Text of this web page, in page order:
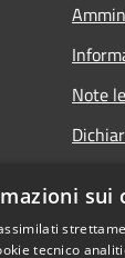
Note
sui
tecnico